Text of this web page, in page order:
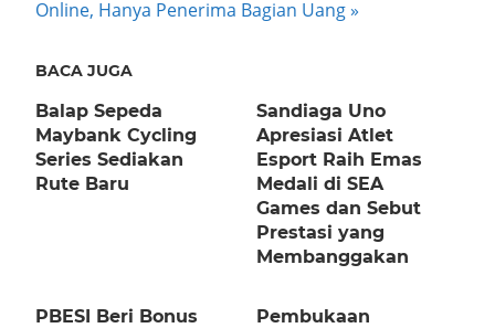
Post:
Online, Hanya Penerima Bagian Uang
BACA JUGA
Balap Sepeda
Maybank Cycling
Series Sediakan
Rute Baru
Sandiaga Uno
Apresiasi Atlet
Esport Raih Emas
Medali di SEA
Games dan Sebut
Prestasi yang
Membanggakan
PBESI Beri Bonus
Pembukaan